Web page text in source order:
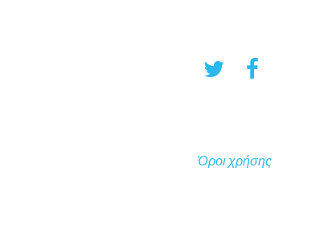
Όροι χρήσης